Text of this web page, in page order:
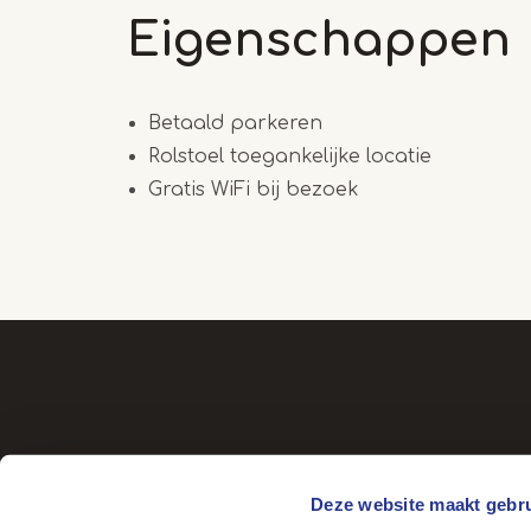
Deze website maakt
Eigenschappen
Betaald parkeren
Rolstoel toegankelijke locatie
Gratis WiFi bij bezoek